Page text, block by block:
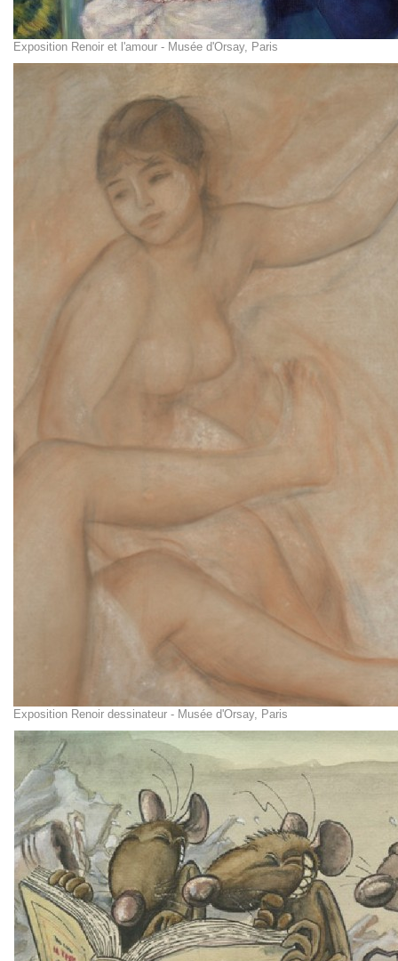
Exposition Renoir et l'amour - Musée d'Orsay, Paris
Exposition Renoir dessinateur - Musée d'Orsay, Paris